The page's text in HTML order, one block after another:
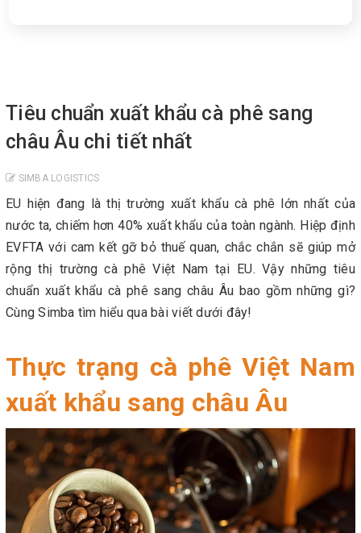
Tiêu chuẩn xuất khẩu cà phê sang
châu Âu chi tiết nhất
SIMBA LOGISTICS
EU hiện đang là thị trường xuất khẩu cà phê lớn nhất của
nước ta, chiếm hơn 40% xuất khẩu của toàn ngành. Hiệp định
EVFTA với cam kết gỡ bỏ thuế quan, chắc chắn sẽ giúp mở
rộng thị trường cà phê Việt Nam tại EU. Vậy những tiêu
chuẩn xuất khẩu cà phê sang châu Âu bao gồm những gì?
Cùng Simba tìm hiểu qua bài viết dưới đây!
Thực trạng cà phê Việt Nam
xuất khẩu sang châu Âu